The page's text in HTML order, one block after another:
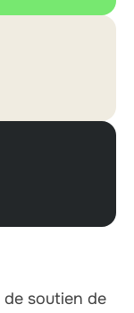
soutien de